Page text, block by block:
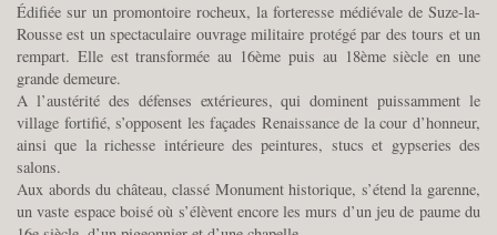
Édifiée sur un promontoire rocheux, la forteresse médiévale de Suze-la-
Rousse est un spectaculaire ouvrage militaire protégé par des tours et un
rempart. Elle est transformée au 16ème puis au 18ème siècle en une
grande demeure.
A l’austérité des défenses extérieures, qui dominent puissamment le
village fortifié, s’opposent les façades Renaissance de la cour d’honneur,
ainsi que la richesse intérieure des peintures, stucs et gypseries des
salons.
Aux abords du château, classé Monument historique, s’étend la garenne,
un vaste espace boisé où s’élèvent encore les murs d’un jeu de paume du